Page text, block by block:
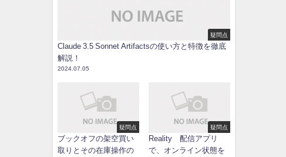
疑問点
Claude 3.5 Sonnet Artifactsの使い方と特徴を徹底
解説！
2024.07.05
疑問点
ブックオフの架空買い
取りとその在庫操作の
疑問点
Reality 配信アプリ
で、オンライン状態を